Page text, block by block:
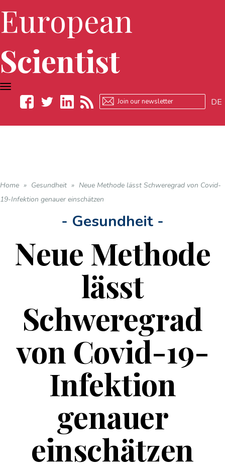
European
Scientist
DE
TOGGLE
NAVIGATION
Home » Gesundheit » Neue Methode lässt Schweregrad von Covid-
19-Infektion genauer einschätzen
- Gesundheit -
Neue Methode
lässt
Schweregrad
von Covid-19-
Infektion
genauer
einschätzen